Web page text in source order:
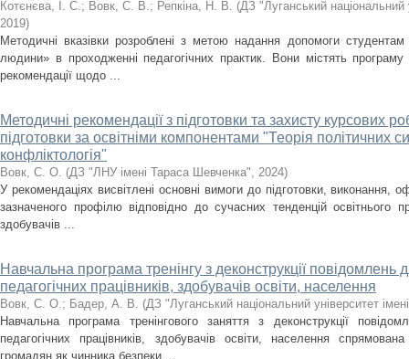
Котєнєва, І. С.; Вовк, С. В.; Репкіна, Н. В. (ДЗ "Луганський національний
2019)
Методичні вказівки розроблені з метою надання допомоги студентам
людини» в проходженні педагогічних практик. Вони містять
рекомендації щодо ...
Методичні рекомендації з підготовки та захисту курсових
підготовки за освітніми компонентами "Теорія політичних
конфліктологія"
Вовк, С. О. (ДЗ "ЛНУ імені Тараса Шевченка", 2024)
У рекомендаціях висвітлені основні вимоги до підготовки, виконання,
зазначеного профілю відповідно до сучасних тенденцій освітнього
здобувачів ...
Навчальна програма тренінгу з деконструкції повідомлень
педагогічних працівників, здобувачів освіти, населення
Вовк, С. О.; Бадер, А. В. (ДЗ "Луганський національний університет
Навчальна програма тренінгового заняття з деконструкції
педагогічних працівників, здобувачів освіти, населення
громадян як чинника безпеки ...